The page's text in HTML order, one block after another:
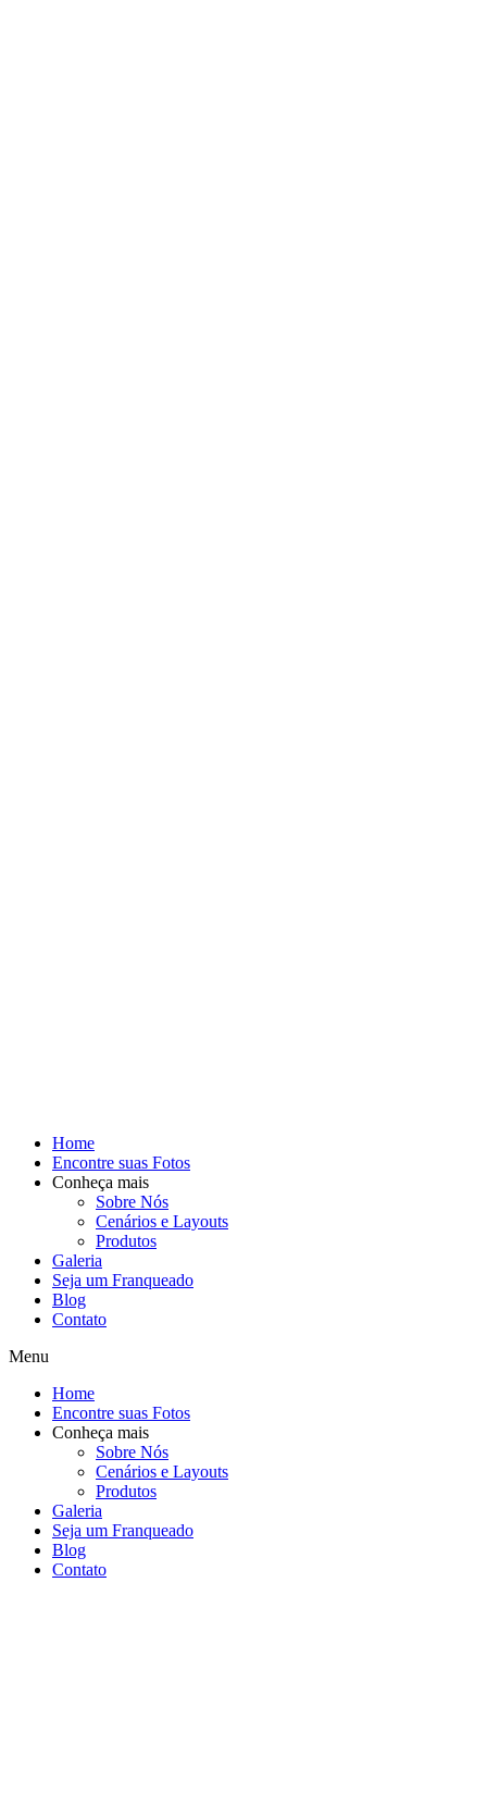
Home
Encontre suas Fotos
Conheça mais
Sobre Nós
Cenários e Layouts
Produtos
Galeria
Seja um Franqueado
Blog
Contato
Menu
Home
Encontre suas Fotos
Conheça mais
Sobre Nós
Cenários e Layouts
Produtos
Galeria
Seja um Franqueado
Blog
Contato